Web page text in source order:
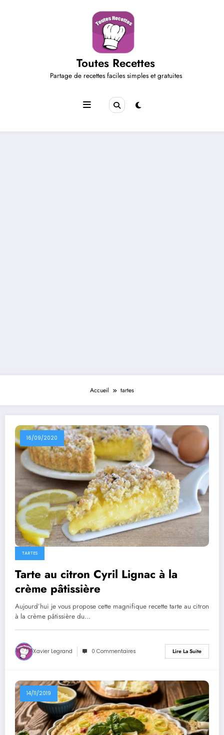
Toutes Recettes
Partage de recettes faciles simples et gratuites
Accueil tartes
16/09/2020
TARTES
Tarte au citron Cyril Lignac à la
crème pâtissière
Aujourd’hui je vous propose cette magnifique recette tarte au citron
à la crème pâtissière du…
Xavier Legrand 0 Commentaires Lire La Suite
14/11/2019